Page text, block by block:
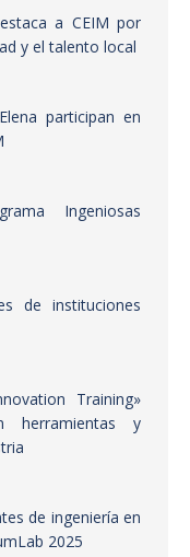
a CEIM por
y el talento local
participan en
Ingeniosas
de instituciones
Training»
herramientas y
de ingeniería en
2025